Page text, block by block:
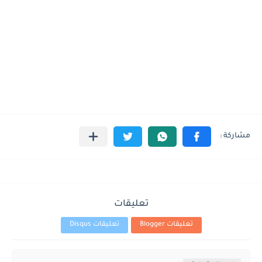
تعليقات
تعليقات Blogger تعليقات Disqus